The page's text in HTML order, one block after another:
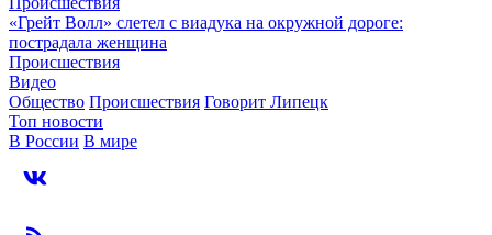
«Грейт Волл» слетел с виадука на окружной дороге:
пострадала женщина
Происшествия
Видео
Общество Происшествия Говорит Липецк
Топ новости
В России В мире